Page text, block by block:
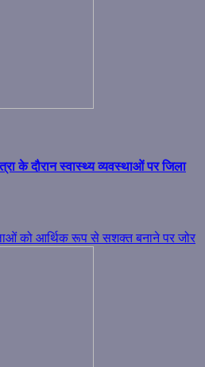
के दौरान स्वास्थ्य व्यवस्थाओं पर जिला
को आर्थिक रूप से सशक्त बनाने पर जोर